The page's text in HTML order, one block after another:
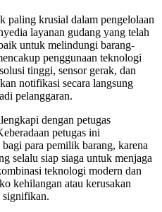
paling krusial dalam pengelolaan
layanan gudang yang telah
untuk melindungi barang-
penggunaan teknologi
tinggi, sensor gerak, dan
notifikasi secara langsung
pelanggaran.
dengan petugas
petugas ini
para pemilik barang, karena
selalu siap siaga untuk menjaga
teknologi modern dan
kehilangan atau kerusakan
signifikan.